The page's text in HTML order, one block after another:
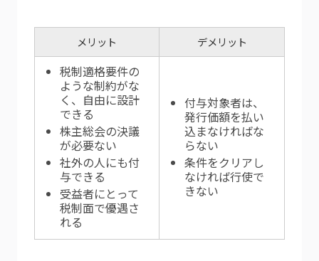
メリット デメリット
税制適格要件の
ような制約がな
く、自由に設計
できる
株主総会の決議
が必要ない
社外の人にも付
与できる
受益者にとって
税制面で優遇さ
れる
付与対象者は、
発行価額を払い
込まなければな
らない
条件をクリアし
なければ行使で
きない